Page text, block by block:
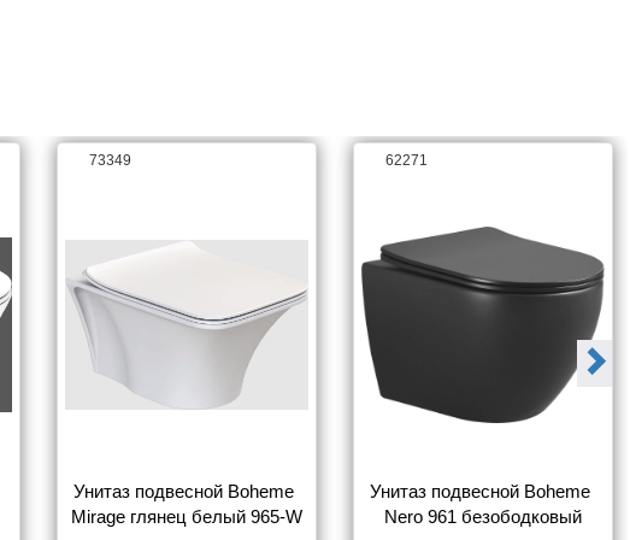
73349
Унитаз подвесной Boheme
Mirage глянец белый 965-W
62271
Унитаз подвесной Boheme
Nero 961 безободковый